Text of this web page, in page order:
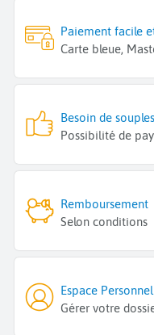
Paiement facile
Carte bleue,
Besoin de
Possibilité de
Remboursement
Selon conditions
Espace Personnel
Gérer votre